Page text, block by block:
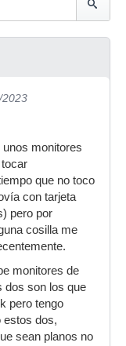
2023
unos monitores
que no toco
con tarjeta
pero por
cosilla me
monitores de
dos son los que
pero tengo
estos dos,
sean planos no